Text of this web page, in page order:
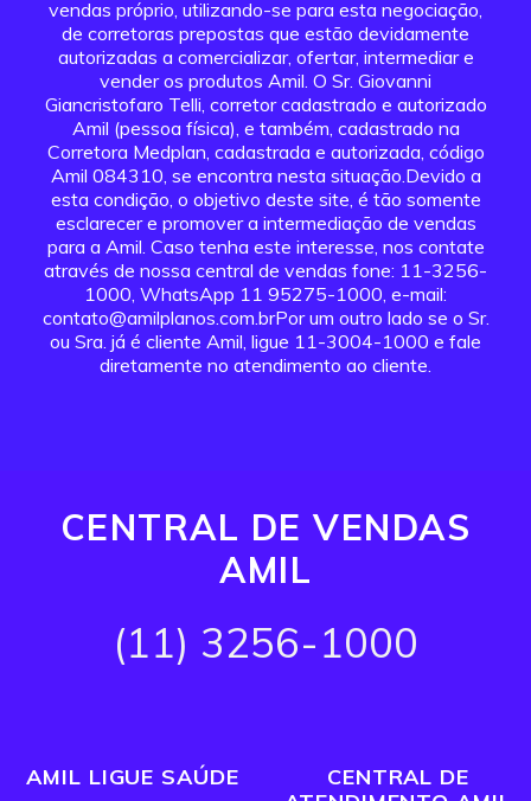
vendas próprio, utilizando-se para esta negociação,
de corretoras prepostas que estão devidamente
autorizadas a comercializar, ofertar, intermediar e
vender os produtos Amil. O Sr. Giovanni
Giancristofaro Telli, corretor cadastrado e autorizado
Amil (pessoa física), e também, cadastrado na
Corretora Medplan, cadastrada e autorizada, código
Amil 084310, se encontra nesta situação.Devido a
esta condição, o objetivo deste site, é tão somente
esclarecer e promover a intermediação de vendas
para a Amil. Caso tenha este interesse, nos contate
através de nossa central de vendas fone: 11-3256-
1000, WhatsApp 11 95275-1000, e-mail:
contato@amilplanos.com.brPor um outro lado se o Sr.
ou Sra. já é cliente Amil, ligue 11-3004-1000 e fale
diretamente no atendimento ao cliente.
CENTRAL DE VENDAS
AMIL
(11) 3256-1000
AMIL LIGUE SAÚDE
CENTRAL DE